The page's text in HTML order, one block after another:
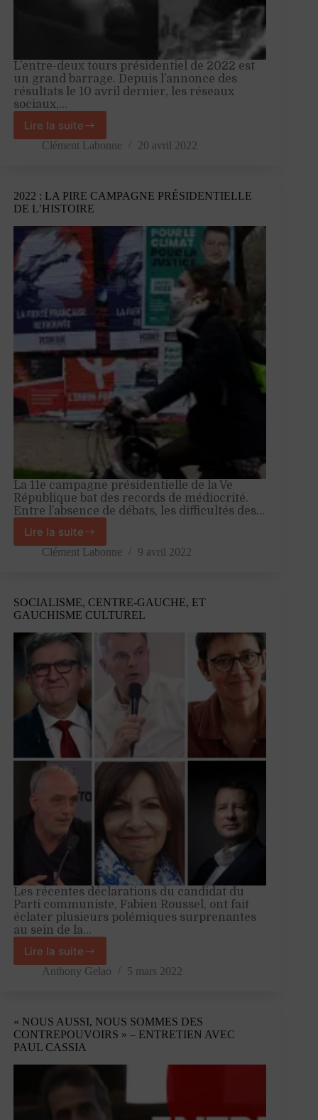
L’entre-deux tours présidentiel de 2022 est
un grand barrage. Depuis l’annonce des
résultats le 10 avril dernier, les réseaux
sociaux,…
Lire la suite
Quand
la
orbite
le
Front
national
Clément Labonne 20 avril 2022
2022 : LA PIRE CAMPAGNE PRÉSIDENTIELLE
DE L’HISTOIRE
La 11e campagne présidentielle de la Ve
République bat des records de médiocrité.
Entre l’absence de débats, les difficultés des…
Lire la suite
2022
:
présidentielle
de
l’histoire
Clément Labonne 9 avril 2022
SOCIALISME, CENTRE-GAUCHE, ET
GAUCHISME CULTUREL
Les récentes déclarations du candidat du
Parti communiste, Fabien Roussel, ont fait
éclater plusieurs polémiques surprenantes
au sein de la…
Lire la suiteSocialisme,
centre-
culturel
Anthony Gelao 5 mars 2022
« NOUS AUSSI, NOUS SOMMES DES
CONTREPOUVOIRS » – ENTRETIEN AVEC
PAUL CASSIA